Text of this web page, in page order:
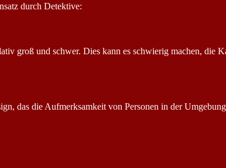
durch Detektive:
groß und schwer. Dies kann es schwierig machen, die
das die Aufmerksamkeit von Personen in der